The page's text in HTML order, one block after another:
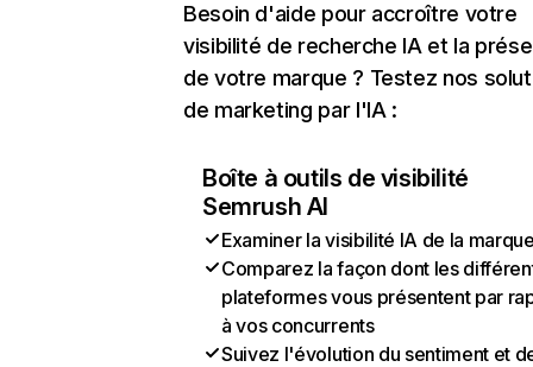
Besoin d'aide pour accroître votre
visibilité de recherche IA et la
de votre marque ? Testez nos
de marketing par l'IA :
Boîte à outils de visibilité
Semrush AI
Examiner la visibilité IA de la
Comparez la façon dont les
plateformes vous présentent par
à vos concurrents
Suivez l'évolution du sentiment et